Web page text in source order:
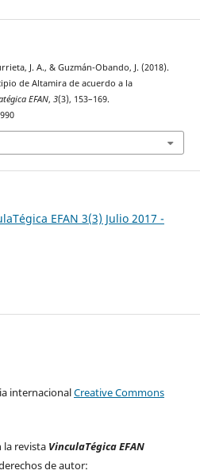
J. A., & Guzmán-Obando, J. (2018).
de Altamira de acuerdo a la
EFAN, 3(3), 153–169.
EFAN 3(3) Julio 2017 -
internacionalCreative Commons
la revista VinculaTégica EFAN
de autor: